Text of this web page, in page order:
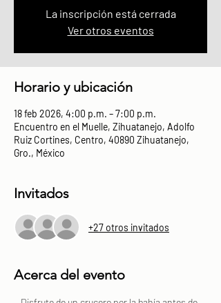
La inscripción está cerrada
Ver otros eventos
Horario y ubicación
18 feb 2026, 4:00 p.m. – 7:00 p.m.
Encuentro en el Muelle, Zihuatanejo, Adolfo
Ruiz Cortines, Centro, 40890 Zihuatanejo,
Gro., México
Invitados
+27 otros invitados
Acerca del evento